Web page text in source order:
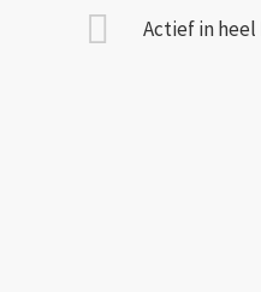
Actief in